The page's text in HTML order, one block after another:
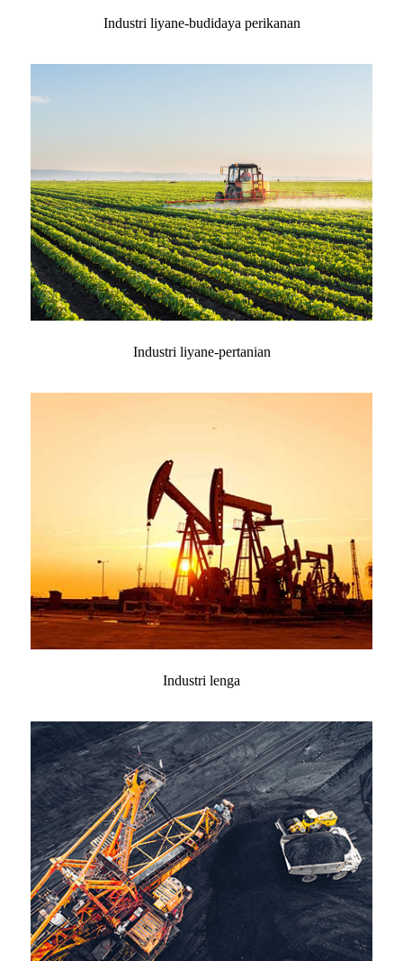
Industri liyane-budidaya perikanan
Industri liyane-pertanian
Industri lenga